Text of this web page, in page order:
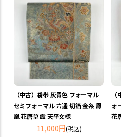
（中古）袋帯 灰青色 フォーマル
セミフォーマル 六通 切箔 金糸 鳳
凰 花唐草 霞 天平文様
11,000円(税込)
ォ
花